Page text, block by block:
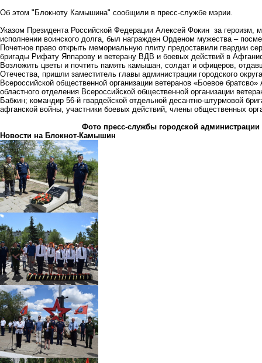
Об этом "Блокноту Камышина" сообщили в пресс-службе мэрии.
Указом Президента Российской Федерации Алексей Фокин за героизм,
исполнении воинского долга, был награжден Орденом мужества –
Почетное право открыть мемориальную плиту предоставили гвардии
бригады Рифату Яппарову и ветерану ВДВ и боевых действий в
Возложить цветы и почтить память камышан, солдат и офицеров,
Отечества, пришли заместитель главы администрации городского
Всероссийской общественной организации ветеранов «Боевое
областного отделения Всероссийской общественной организации
Бабкин; командир 56-й гвардейской отдельной десантно-штурмовой
афганской войны, участники боевых действий, члены общественных
Фото пресс-службы городской администрации
Новости на Блoкнoт-Камышин